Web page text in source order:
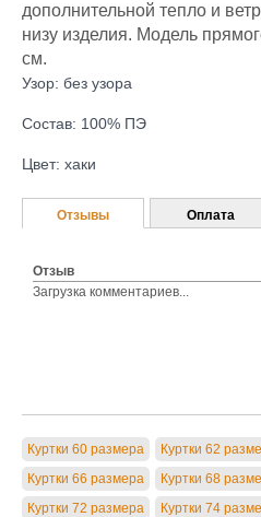
дополнительной тепло и
низу изделия. Модель
см.
Узор: без узора
Состав: 100% ПЭ
Цвет: хаки
Отзывы
Отзыв
Загрузка комментариев...
Оплата
Куртки 60 размера Куртки 62
Куртки 66 размера
Куртки 68
Куртки 72 размера
Куртки 74